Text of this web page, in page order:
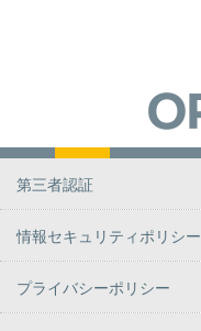
第三者認証
情報セキュリティポリシー
プライバシーポリシー